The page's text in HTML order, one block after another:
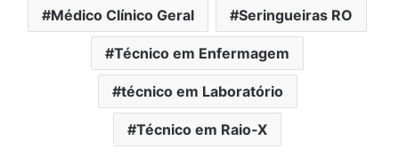
Médico Clínico Geral Seringueiras RO
Técnico em Enfermagem
técnico em Laboratório
Técnico em Raio-X